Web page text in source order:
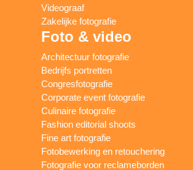
Videograaf
Zakelijke fotografie
Foto & video
Architectuur fotografie
Bedrijfs portretten
Congresfotografie
Corporate event fotografie
Culinaire fotografie
Fashion editorial shoots
Fine art fotografie
Fotobewerking en retouchering
Fotografie voor reclameborden